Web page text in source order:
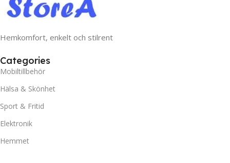
Hemkomfort, enkelt och stilrent
Categories
Mobiltillbehör
Hälsa & Skönhet
Sport & Fritid
Elektronik
Hemmet